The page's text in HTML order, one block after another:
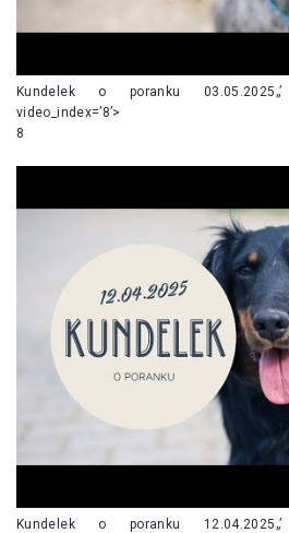
Kundelek o poranku 03.05.2025„’
video_index=’8’>
8
Kundelek o poranku 12.04.2025„’